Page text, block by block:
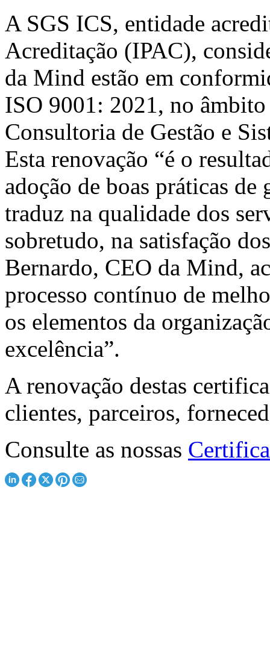
A SGS ICS, entidade
Acreditação (IPAC),
da Mind estão em
ISO 9001: 2021, no âmbito
Consultoria de Gestão e
Esta renovação “é o
adoção de boas práticas de
traduz na qualidade dos
sobretudo, na satisfação
Bernardo, CEO da Mind,
processo contínuo de
os elementos da
excelência”.
A renovação destas
clientes, parceiros,
Consulte as nossas